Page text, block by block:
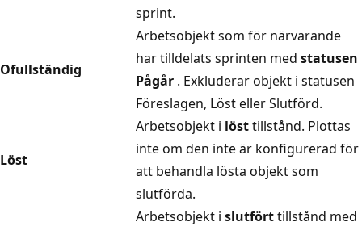
sprint.
Ofullständig
Arbetsobjekt som för närvarande
har tilldelats sprinten med statusen
Pågår . Exkluderar objekt i statusen
Föreslagen, Löst eller Slutförd.
Löst
Arbetsobjekt i lösttillstånd. Plottas
inte om den inte är konfigurerad för
att behandla lösta objekt som
slutförda.
Arbetsobjekt i slutförttillstånd med